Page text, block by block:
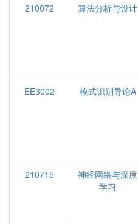
210072
算法分析与设计
EE3002
模式识别导论A
210715
神经网络与深度
学习